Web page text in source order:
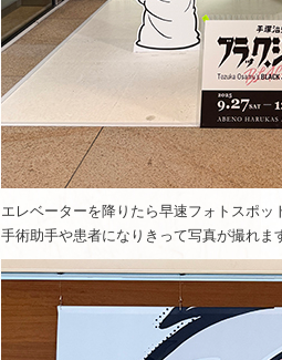
エレベーターを降りたら早速フォトスポッ
手術助手や患者になりきって写真が撮れま